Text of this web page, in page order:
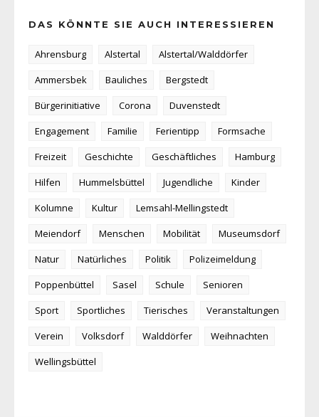
DAS KÖNNTE SIE AUCH INTERESSIEREN
Ahrensburg Alstertal
Alstertal/Walddörfer
Ammersbek
Bauliches
Bergstedt
Bürgerinitiative
Corona
Duvenstedt
Engagement
Familie Ferientipp
Formsache
Freizeit
Geschichte Geschäftliches
Hamburg
Hilfen
Hummelsbüttel Jugendliche
Kinder
Kolumne
Kultur
Lemsahl-Mellingstedt
Meiendorf
Menschen Mobilität
Museumsdorf
Natur
Natürliches Politik
Polizeimeldung
Poppenbüttel
Sasel Schule
Senioren
Sport
Sportliches Tierisches
Veranstaltungen
Verein
Volksdorf Walddörfer
Weihnachten
Wellingsbüttel